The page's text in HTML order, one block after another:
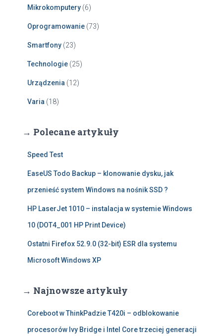
Mikrokomputery (6)
Oprogramowanie (73)
Smartfony (23)
Technologie (25)
Urządzenia (12)
Varia (18)
→ Polecane artykuły
Speed Test
EaseUS Todo Backup – klonowanie dysku, jak
przenieść system Windows na nośnik SSD ?
HP LaserJet 1010 – instalacja w systemie Windows
10 (DOT4_001 HP Print Device)
Ostatni Firefox 52.9.0 (32-bit) ESR dla systemu
Microsoft Windows XP
→ Najnowsze artykuły
Coreboot w ThinkPadzie T420i – odblokowanie
procesorów Ivy Bridge i Intel Core trzeciej generacji